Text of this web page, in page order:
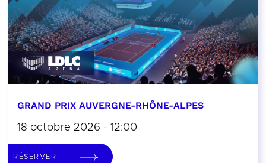
GRAND PRIX AUVERGNE-RHÔNE-ALPES
18 octobre 2026 - 12:00
RÉSERVER